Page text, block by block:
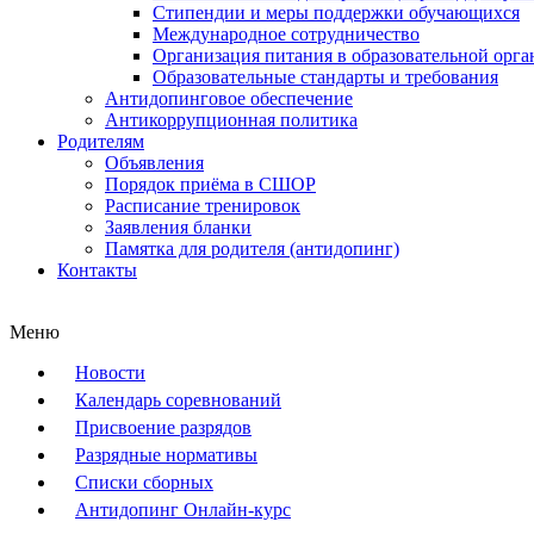
Стипендии и меры поддержки обучающихся
Международное сотрудничество
Организация питания в образовательной
Образовательные стандарты и требования
Антидопинговое обеспечение
Антикоррупционная политика
Родителям
Объявления
Порядок приёма в СШОР
Расписание тренировок
Заявления бланки
Памятка для родителя (антидопинг)
Контакты
Меню
Новости
Календарь соревнований
Присвоение разрядов
Разрядные нормативы
Списки сборных
Антидопинг Онлайн-курс